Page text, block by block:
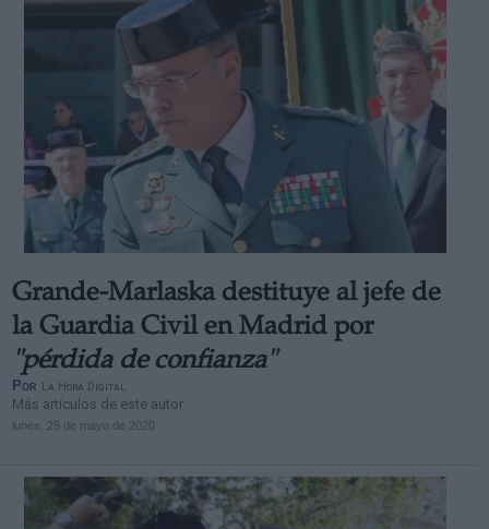
Grande-Marlaska destituye al jefe de
la Guardia Civil en Madrid por
"pérdida de confianza"
Por La Hora Digital
Más artículos de este autor
lunes, 25 de mayo de 2020